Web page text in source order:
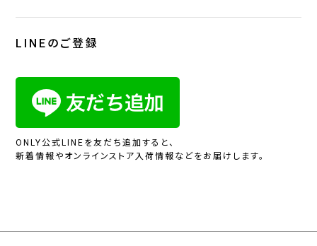
LINEのご登録
ONLY公式LINEを友だち追加すると、
新着情報やオンラインストア入荷情報などをお届けします。